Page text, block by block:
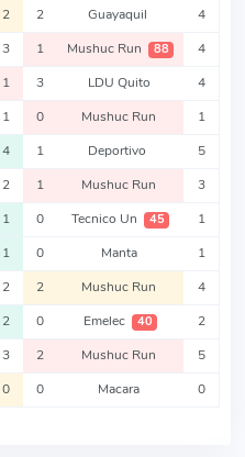
2 2 Guayaquil 4
3 1 Mushuc Run 88 4
1 3 LDU Quito 4
1 0 Mushuc Run 1
4 1 Deportivo 5
2 1 Mushuc Run 3
1 0 Tecnico Un 45 1
1 0 Manta 1
2 2 Mushuc Run 4
2 0 Emelec 40 2
3 2 Mushuc Run 5
0 0 Macara 0